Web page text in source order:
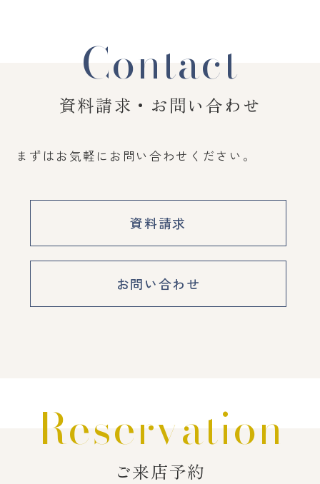
Contact
資料請求・お問い合わせ
まずはお気軽にお問い合わせください。
資料請求
お問い合わせ
Reservation
ご来店予約